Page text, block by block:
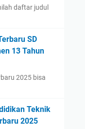
daftar judul
SD
13 Tahun
2025 bisa
Teknik
2025